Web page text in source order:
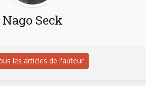
Nago Seck
les articles de l'auteur